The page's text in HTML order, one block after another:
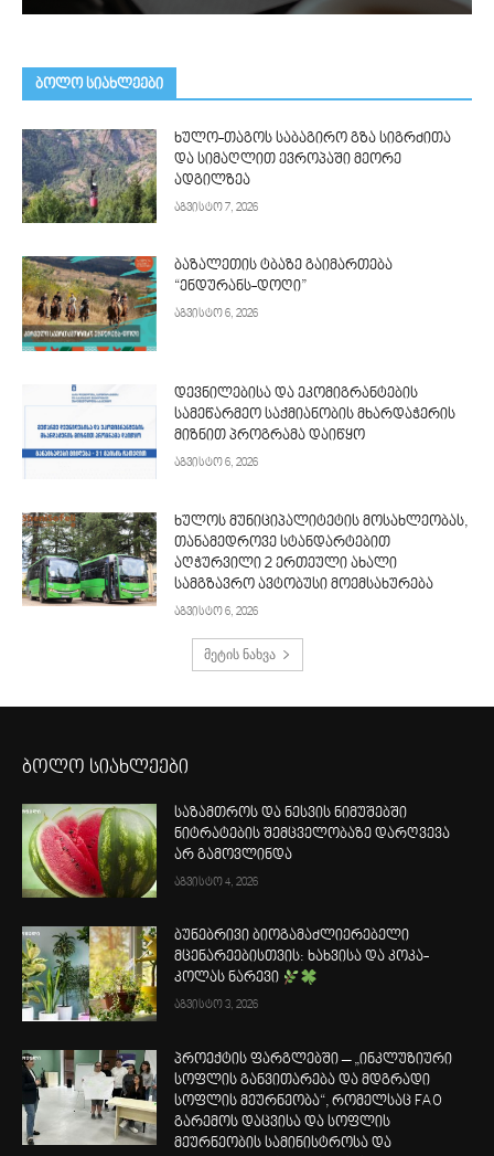
ᲑᲝᲚᲝ ᲡᲘᲐᲮᲚᲔᲔᲑᲘ
ხულო-თაგოს საბაგირო გზა სიგრძითა
და სიმაღლით ევროპაში მეორე
ადგილზეა
აგვისტო 7, 2026
ბაზალეთის ტბაზე გაიმართება
“ენდურანს-დოღი”
აგვისტო 6, 2026
დევნილებისა და ეკომიგრანტების
სამეწარმეო საქმიანობის მხარდაჭერის
მიზნით პროგრამა დაიწყო
აგვისტო 6, 2026
ხულოს მუნიციპალიტეტის მოსახლეობას,
თანამედროვე სტანდარტებით
აღჭურვილი 2 ერთეული ახალი
სამგზავრო ავტობუსი მოემსახურება
აგვისტო 6, 2026
მეტის ნახვა
ბოლო სიახლეები
საზამთროს და ნესვის ნიმუშებში
ნიტრატების შემცველობაზე დარღვევა
არ გამოვლინდა
აგვისტო 4, 2026
ბუნებრივი ბიოგამაძლიერებელი
მცენარეებისთვის: ხახვისა და კოკა-
კოლას ნარევი
აგვისტო 3, 2026
პროექტის ფარგლებში – „ინკლუზიური
სოფლის განვითარება და მდგრადი
სოფლის მეურნეობა“, რომელსაც FAO
გარემოს დაცვისა და სოფლის
მეურნეობის სამინისტროსა და